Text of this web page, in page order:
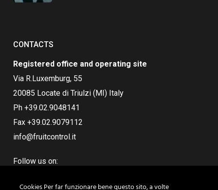
CONTACTS
Registered office and operating site
Via R.Luxemburg, 55
20085 Locate di Triulzi (MI) Italy
Ph +39.02.9048141
Fax +39.02.9079112
info@fruitcontrol.it
Follow us on:
Cookies Per far funzionare bene questo sito, a volte